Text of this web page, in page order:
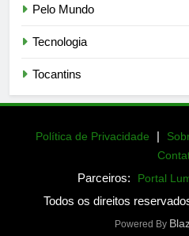
Pelo Mundo
Tecnologia
Tocantins
Política de Privacidade |
Parceiros: Portal
Todos os direitos
Powered By